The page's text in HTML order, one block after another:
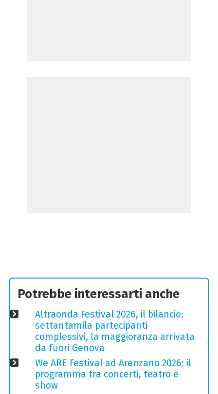
Potrebbe interessarti anche
Altraonda Festival 2026, il bilancio:
settantamila partecipanti
complessivi, la maggioranza arrivata
da fuori Genova
We ARE Festival ad Arenzano 2026: il
programma tra concerti, teatro e
show